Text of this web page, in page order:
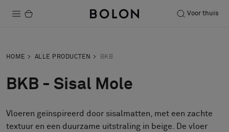
Voor thuis
Duurzaamheid
Installatie
HOME ALLE PRODUCTEN BKB
BKB - Sisal Mole
Vloeren geïnspireerd door sisalmatten, met een zachte
textuur en een duurzame uitstraling in beige. De vloer